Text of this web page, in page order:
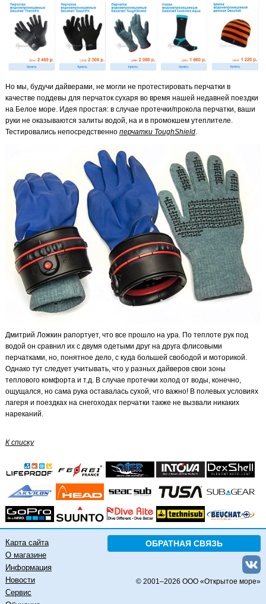
Но мы, будучи дайверами, не могли не протестировать перчатки в
качестве поддевы для перчаток сухаря во время нашей недавней поездки
на Белое море. Идея простая: в случае протечки/прокола перчатки, ваши
руки не оказываются залиты водой, на и в промокшем утеплителе.
Тестировались непосредственно перчатки ToughShield.
Дмитрий Ложкин рапортует, что все прошло на ура. По теплоте рук под
водой он сравнил их с двумя одетыми друг на друга флисовыми
перчатками, но, понятное дело, с куда большей свободой и моторикой.
Однако тут следует учитывать, что у разных дайверов свои зоны
теплового комфорта и т.д. В случае протечки холод от воды, конечно,
ощущался, но сама рука оставалась сухой, что важно! В полевых условиях
лагеря и поездках на снегоходах перчатки также не вызвали никаких
нареканий.
К списку
ОБРАТНАЯ СВЯЗЬ
© 2001–2026 ООО «Открытое море»
Карта сайта
О магазине
Информация
Новости
Сервис